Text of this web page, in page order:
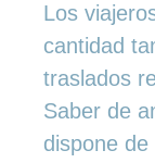
Los
cantidad
traslados
Saber de
dispone